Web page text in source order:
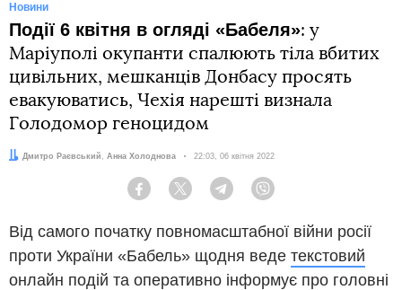
Новини
Події 6 квітня в огляді «Бабеля»: у
Маріуполі окупанти спалюють тіла вбитих
цивільних, мешканців Донбасу просять
евакуюватись, Чехія нарешті визнала
Голодомор геноцидом
Автори:
Дмитро Раєвський , Анна Холоднова Дата:
22:03, 06 квітня 2022
Facebook Twitter Telegram
Від самого початку повномасштабної війни росії
проти України «Бабель» щодня веде текстовий
онлайн подій та оперативно інформує про головні